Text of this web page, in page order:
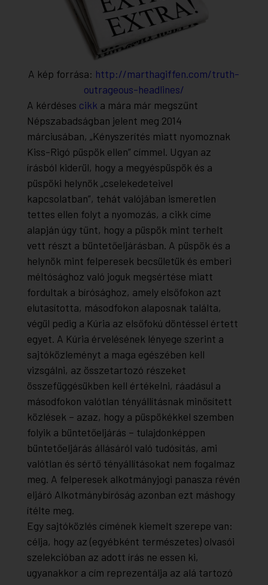
A kép forrása: http://marthagiffen.com/truth-
outrageous-headlines/
A kérdéses cikk a mára már megszűnt
Népszabadságban jelent meg 2014
márciusában, „Kényszerítés miatt nyomoznak
Kiss-Rigó püspök ellen” címmel. Ugyan az
írásból kiderül, hogy a megyéspüspök és a
püspöki helynök „cselekedeteivel
kapcsolatban”, tehát valójában ismeretlen
tettes ellen folyt a nyomozás, a cikk címe
alapján úgy tűnt, hogy a püspök mint terhelt
vett részt a büntetőeljárásban. A püspök és a
helynök mint felperesek becsületük és emberi
méltósághoz való joguk megsértése miatt
fordultak a bírósághoz, amely elsőfokon azt
elutasította, másodfokon alaposnak találta,
végül pedig a Kúria az elsőfokú döntéssel értett
egyet. A Kúria érvelésének lényege szerint a
sajtóközleményt a maga egészében kell
vizsgálni, az összetartozó részeket
összefüggésükben kell értékelni, ráadásul a
másodfokon valótlan tényállításnak minősített
közlések – azaz, hogy a püspökékkel szemben
folyik a büntetőeljárás – tulajdonképpen
büntetőeljárás állásáról való tudósítás, ami
valótlan és sértő tényállításokat nem fogalmaz
meg. A felperesek alkotmányjogi panasza révén
eljáró Alkotmánybíróság azonban ezt máshogy
ítélte meg.
Egy sajtóközlés címének kiemelt szerepe van:
célja, hogy az (egyébként természetes) olvasói
szelekcióban az adott írás ne essen ki,
ugyanakkor a cím reprezentálja az alá tartozó